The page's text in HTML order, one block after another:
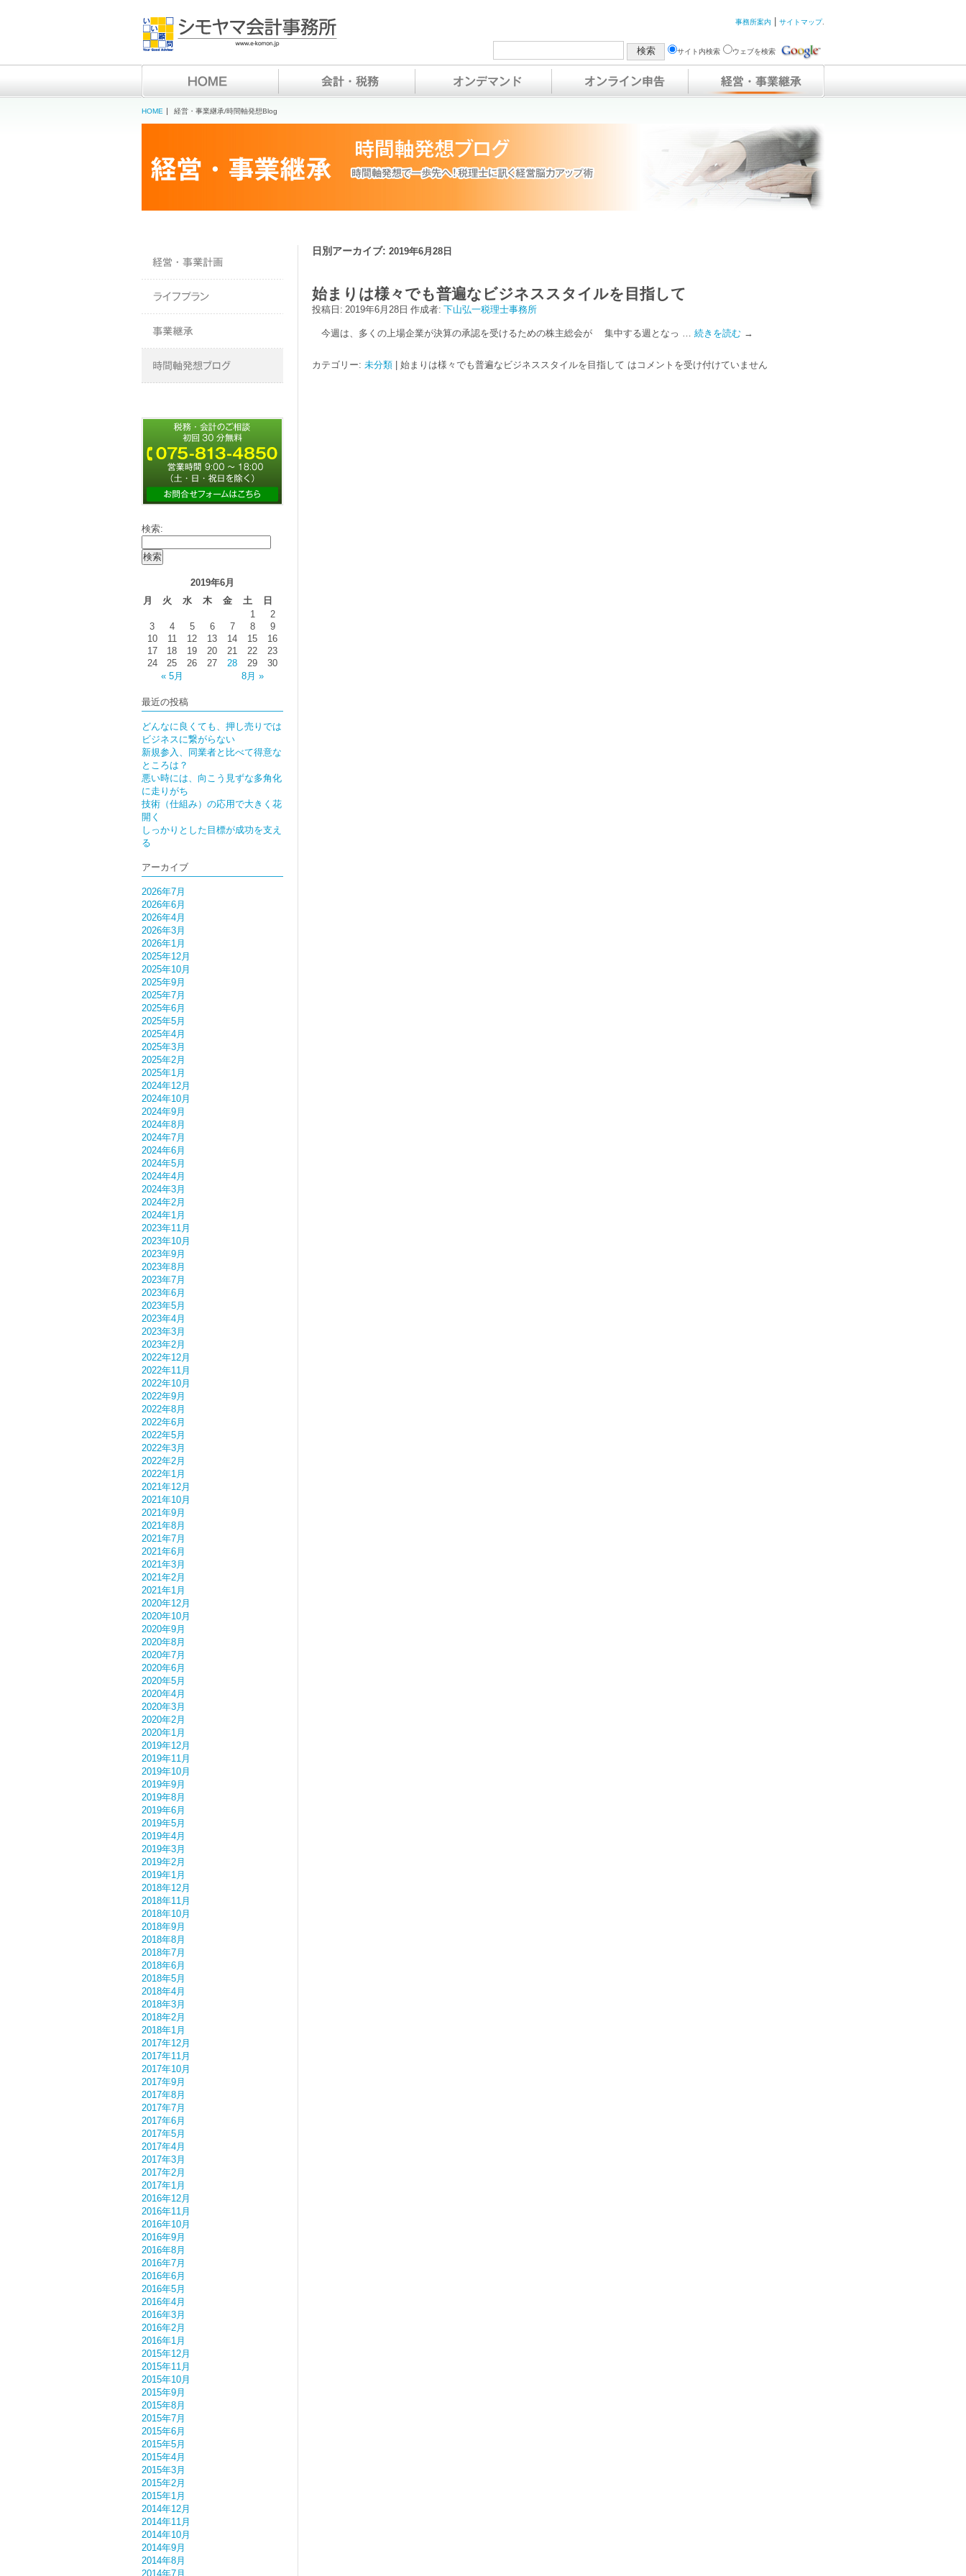
事務所案内 サイトマップ.
サイト内検索 ウェブを検索
HOME 経営・事業継承/時間軸発想Blog
日別アーカイブ: 2019年6月28日
始まりは様々でも普遍なビジネススタイルを目指して
投稿日: 2019年6月28日 作成者: 下山弘一税理士事務所
今週は、多くの上場企業が決算の承認を受けるための株主総会が 集中する週となっ … 続きを読む →
カテゴリー: 未分類 始まりは様々でも普遍なビジネススタイルを目指して は コメントを受け付けていません
検索:
2019年6月
月
火 水 木 金 土 日
« 5月 8月 »
1
2
3
4 5 6 7 8
9
10
11 12 13 14 15
16
17
18 19 20 21 22
23
24
25 26 27 28 29 30
最近の投稿
どんなに良くても、押し売りでは
ビジネスに繋がらない
新規参入、同業者と比べて得意な
ところは？
悪い時には、向こう見ずな多角化
に走りがち
技術（仕組み）の応用で大きく花
開く
しっかりとした目標が成功を支え
る
アーカイブ
2026年7月
2026年6月
2026年4月
2026年3月
2026年1月
2025年12月
2025年10月
2025年9月
2025年7月
2025年6月
2025年5月
2025年4月
2025年3月
2025年2月
2025年1月
2024年12月
2024年10月
2024年9月
2024年8月
2024年7月
2024年6月
2024年5月
2024年4月
2024年3月
2024年2月
2024年1月
2023年11月
2023年10月
2023年9月
2023年8月
2023年7月
2023年6月
2023年5月
2023年4月
2023年3月
2023年2月
2022年12月
2022年11月
2022年10月
2022年9月
2022年8月
2022年6月
2022年5月
2022年3月
2022年2月
2022年1月
2021年12月
2021年10月
2021年9月
2021年8月
2021年7月
2021年6月
2021年3月
2021年2月
2021年1月
2020年12月
2020年10月
2020年9月
2020年8月
2020年7月
2020年6月
2020年5月
2020年4月
2020年3月
2020年2月
2020年1月
2019年12月
2019年11月
2019年10月
2019年9月
2019年8月
2019年6月
2019年5月
2019年4月
2019年3月
2019年2月
2019年1月
2018年12月
2018年11月
2018年10月
2018年9月
2018年8月
2018年7月
2018年6月
2018年5月
2018年4月
2018年3月
2018年2月
2018年1月
2017年12月
2017年11月
2017年10月
2017年9月
2017年8月
2017年7月
2017年6月
2017年5月
2017年4月
2017年3月
2017年2月
2017年1月
2016年12月
2016年11月
2016年10月
2016年9月
2016年8月
2016年7月
2016年6月
2016年5月
2016年4月
2016年3月
2016年2月
2016年1月
2015年12月
2015年11月
2015年10月
2015年9月
2015年8月
2015年7月
2015年6月
2015年5月
2015年4月
2015年3月
2015年2月
2015年1月
2014年12月
2014年11月
2014年10月
2014年9月
2014年8月
2014年7月